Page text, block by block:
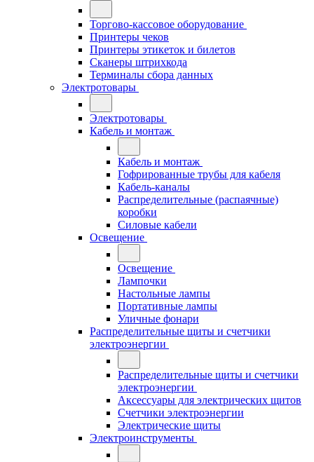
Торгово-кассовое оборудование
Принтеры чеков
Принтеры этикеток и билетов
Сканеры штрихкода
Терминалы сбора данных
Электротовары
Электротовары
Кабель и монтаж
Кабель и монтаж
Гофрированные трубы для кабеля
Кабель-каналы
Распределительные (распаячные)
коробки
Силовые кабели
Освещение
Освещение
Лампочки
Настольные лампы
Портативные лампы
Уличные фонари
Распределительные щиты и счетчики
электроэнергии
Распределительные щиты и счетчики
электроэнергии
Аксессуары для электрических щитов
Счетчики электроэнергии
Электрические щиты
Электроинструменты